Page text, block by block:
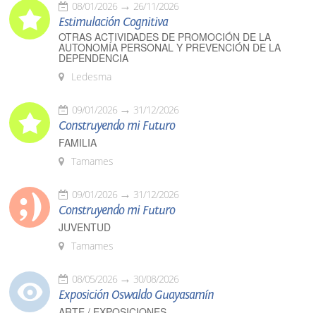
08/01/2026 26/11/2026
Estimulación Cognitiva
OTRAS ACTIVIDADES DE PROMOCIÓN DE LA
AUTONOMÍA PERSONAL Y PREVENCIÓN DE LA
DEPENDENCIA
Ledesma
09/01/2026 31/12/2026
Construyendo mi Futuro
FAMILIA
Tamames
09/01/2026 31/12/2026
Construyendo mi Futuro
JUVENTUD
Tamames
08/05/2026 30/08/2026
Exposición Oswaldo Guayasamín